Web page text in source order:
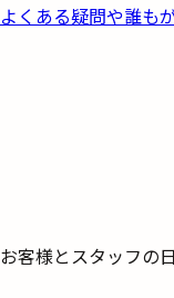
よくある疑問や誰も
お客様とスタッフの